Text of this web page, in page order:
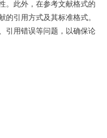
。此外，在参考文献格式的
的引用方式及其标准格式。
引用错误等问题，以确保论